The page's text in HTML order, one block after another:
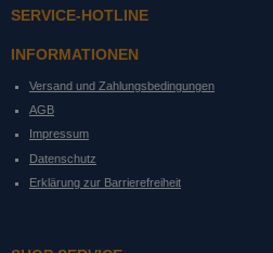
SERVICE-HOTLINE
INFORMATIONEN
Versand und Zahlungsbedingungen
AGB
Impressum
Datenschutz
Erklärung zur Barrierefreiheit